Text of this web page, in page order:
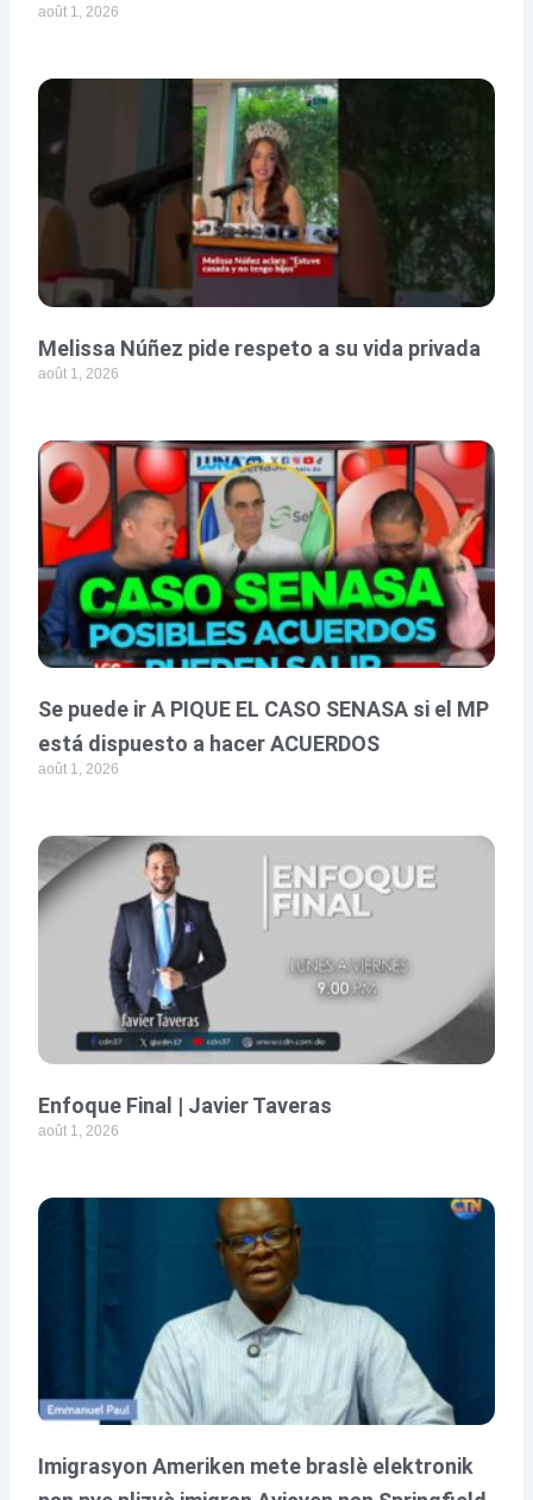
août 1, 2026
Melissa Núñez pide respeto a su vida privada
août 1, 2026
Se puede ir A PIQUE EL CASO SENASA si el MP
está dispuesto a hacer ACUERDOS
août 1, 2026
Enfoque Final | Javier Taveras
août 1, 2026
Imigrasyon Ameriken mete braslè elektronik